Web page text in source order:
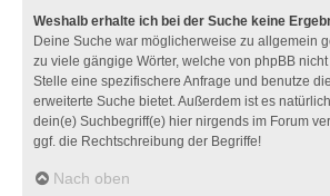
Weshalb erhalte ich bei der Suche keine
Deine Suche war möglicherweise zu allgemein
zu viele gängige Wörter, welche von phpBB
Stelle eine spezifischere Anfrage und benutze
erweiterte Suche bietet. Außerdem ist es
dein(e) Suchbegriff(e) hier nirgends im Forum
ggf. die Rechtschreibung der Begriffe!
Nach oben